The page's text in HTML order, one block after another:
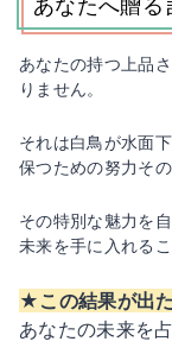
あなたへ贈る
あなたの持つ上品
りません。
それは白鳥が水面
保つための努力その
その特別な魅力を
未来を手に入れる
★この結果が出
あなたの未来を